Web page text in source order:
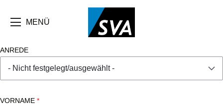
Inhalt
MENÜ
ANREDE
VORNAME